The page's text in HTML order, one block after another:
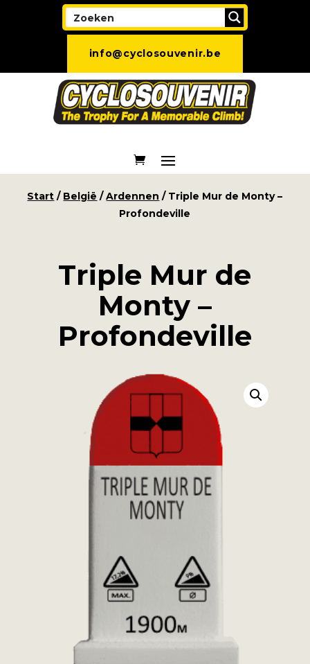
info@cyclosouvenir.be
Start / België /Ardennen / Triple Mur de Monty –
Profondeville
Triple Mur de
Monty –
Profondeville